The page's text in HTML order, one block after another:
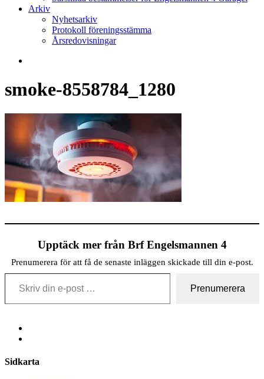
Arkiv
Nyhetsarkiv
Protokoll föreningsstämma
Årsredovisningar
smoke-8558784_1280
Upptäck mer från Brf Engelsmannen 4
Prenumerera för att få de senaste inläggen skickade till din e-post.
Skriv din e-post …
Prenumerera
Share
Sidkarta